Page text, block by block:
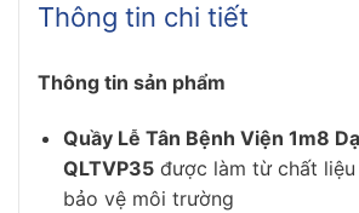
Thông tin chi tiết
Thông tin sản phẩm
Quầy Lễ Tân Bệnh Viện 1m8
QLTVP35được làm từ chất liệu
bảo vệ môi trường